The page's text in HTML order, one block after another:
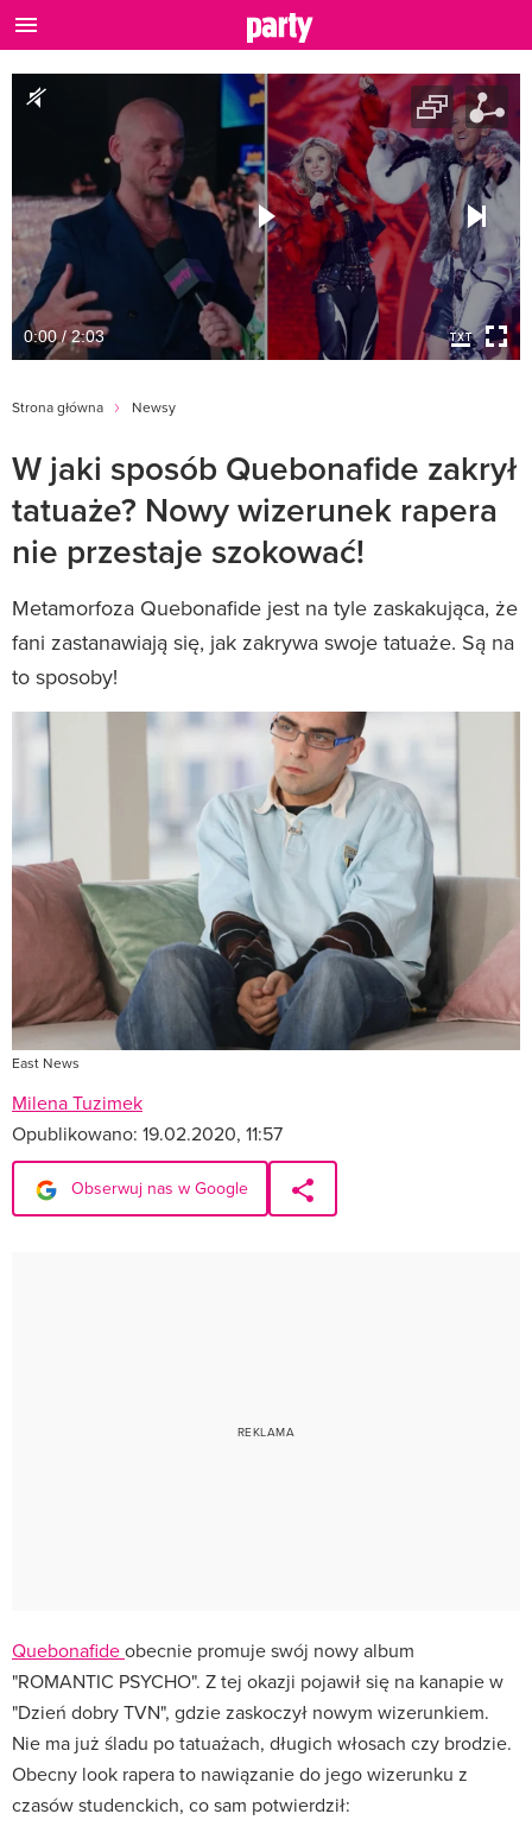
0:00 / 2:03
Strona główna Newsy
W jaki sposób Quebonafide zakrył
tatuaże? Nowy wizerunek rapera
nie przestaje szokować!
Metamorfoza Quebonafide jest na tyle zaskakująca, że
fani zastanawiają się, jak zakrywa swoje tatuaże. Są na
to sposoby!
East News
Milena Tuzimek
Opublikowano: 19.02.2020, 11:57
Obserwuj nas w Google
Quebonafideobecnie promuje swój nowy album
"ROMANTIC PSYCHO". Z tej okazji pojawił się na kanapie w
"Dzień dobry TVN", gdzie zaskoczył nowym wizerunkiem.
Nie ma już śladu po tatuażach, długich włosach czy brodzie.
Obecny look rapera to nawiązanie do jego wizerunku z
czasów studenckich, co sam potwierdził: